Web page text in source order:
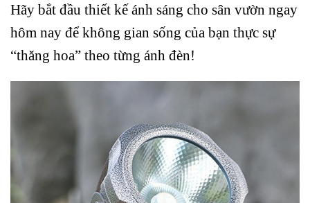
Hãy bắt đầu thiết kế ánh sáng cho sân vườn ngay
hôm nay để không gian sống của bạn thực sự
“thăng hoa” theo từng ánh đèn!